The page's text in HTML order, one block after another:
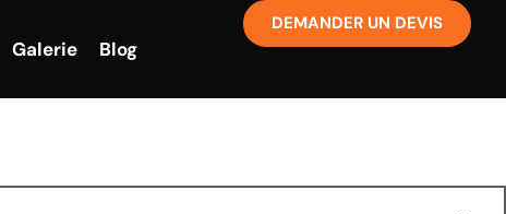
Galerie Blog
DEMANDER UN DEVIS